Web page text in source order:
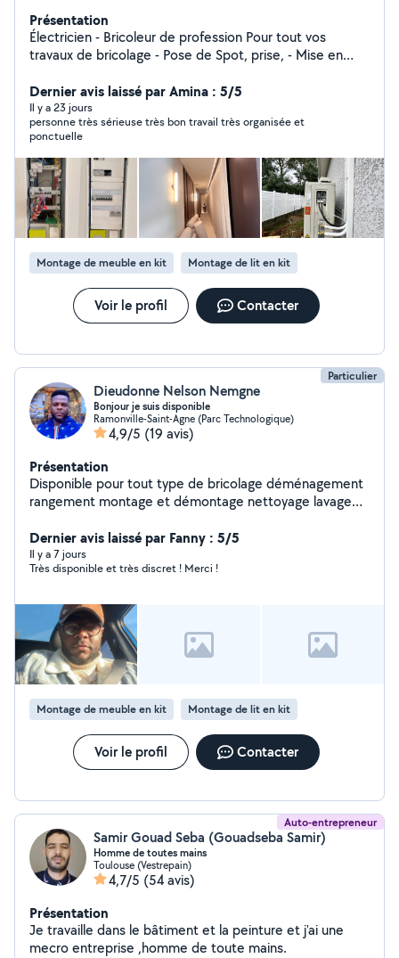
Présentation
Électricien - Bricoleur de profession Pour tout vos
travaux de bricolage - Pose de Spot, prise, - Mise en
Dernier avis laissé par Amina : 5/5
Il y a 23 jours
personne très sérieuse très bon travail très organisée et
ponctuelle
Montage de meuble en kit Montage de lit en kit
Voir le profil Contacter
Particulier
Dieudonne Nelson Nemgne
Bonjour je suis disponible
Ramonville-Saint-Agne (Parc Technologique)
4,9/5 (19 avis)
Présentation
Disponible pour tout type de bricolage déménagement
rangement montage et démontage nettoyage lavage
Dernier avis laissé par Fanny : 5/5
Il y a 7 jours
Très disponible et très discret ! Merci !
Montage de meuble en kit Montage de lit en kit
Voir le profil Contacter
Auto-entrepreneur
Samir Gouad Seba (Gouadseba Samir)
Homme de toutes mains
Toulouse (Vestrepain)
4,7/5 (54 avis)
Présentation
Je travaille dans le bâtiment et la peinture et j'ai une
mecro entreprise ,homme de toute mains.